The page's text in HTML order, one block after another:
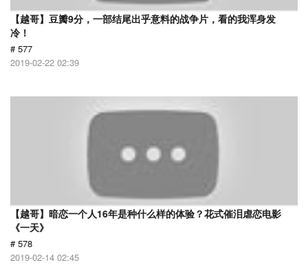
【越哥】豆瓣9分，一部结尾出乎意料的战争片，看的我浑身发
冷！
# 577
2019-02-22 02:39
【越哥】暗恋一个人16年是种什么样的体验？花式催泪虐恋电影
《一天》
# 578
2019-02-14 02:45